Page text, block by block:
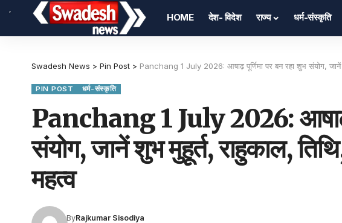
,
HOME देश- विदेश राज्य धर्म-संस्कृति
Swadesh News > Pin Post > Panchang 1 July 2026: आषाढ़ पूर्णिमा पर बन रहा शुभ संयोग, जानें
PIN POST धर्म-संस्कृति
Panchang 1 July 2026: आषाढ़
संयोग, जानें शुभ मुहूर्त, राहुकाल,
महत्व
ByRajkumar Sisodiya